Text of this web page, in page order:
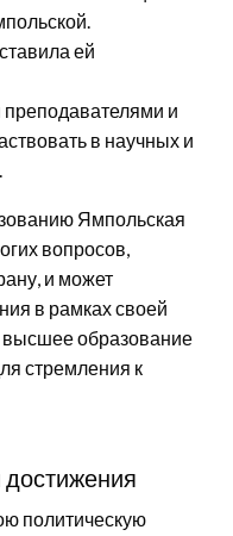
ей
и
в научных и
Ямпольская
вопросов,
и может
в рамках своей
высшее образование
стремления к
достижения
политическую